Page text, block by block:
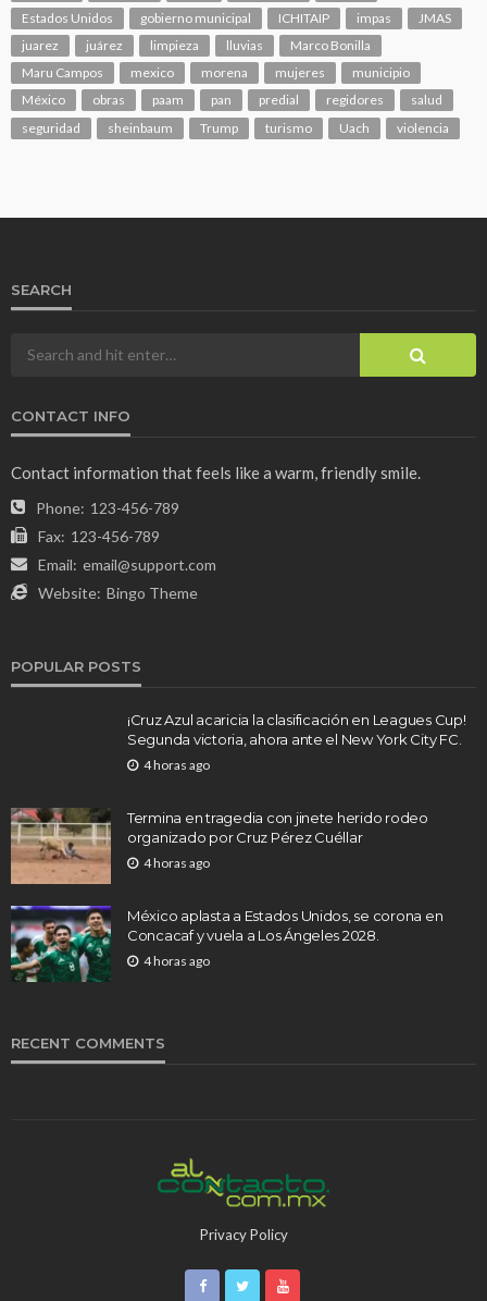
Estados Unidos
gobierno municipal ICHITAIP impas
JMAS
juarez
juárez limpieza lluvias
Marco Bonilla
Maru Campos
mexico morena mujeres
municipio
México
obras paam pan predial regidores
salud
seguridad
sheinbaum Trump turismo Uach violencia
SEARCH
CONTACT INFO
Contact information that feels like a warm, friendly smile.
Phone: 123-456-789
Fax: 123-456-789
Email: email@support.com
Website: Bingo Theme
POPULAR POSTS
¡Cruz Azul acaricia la clasificación en Leagues Cup!
Segunda victoria, ahora ante el New York City FC.
4 horas ago
Termina en tragedia con jinete herido rodeo
organizado por Cruz Pérez Cuéllar
4 horas ago
México aplasta a Estados Unidos, se corona en
Concacaf y vuela a Los Ángeles 2028.
4 horas ago
RECENT COMMENTS
Privacy Policy